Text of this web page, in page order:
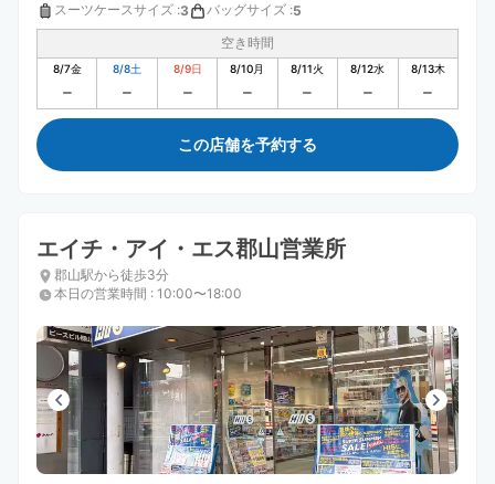
スーツケースサイズ :3 バッグサイズ :5
空き時間
8/7金 8/8土 8/9日 8/10月 8/11火 8/12水 8/13木
この店舗を予約する
エイチ・アイ・エス郡山営業所
郡山駅から徒歩3分
本日の営業時間 : 10:00〜18:00